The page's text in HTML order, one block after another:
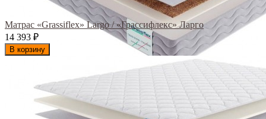
Матрас «Grassiflex» Largo / «Грассифлекс» Ларго
14 393 ₽
В корзину